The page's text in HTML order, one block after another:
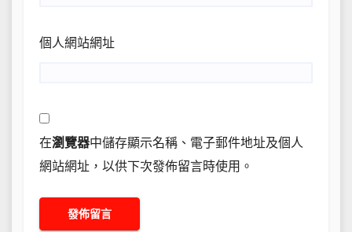
個人網站網址
在瀏覽器中儲存顯示名稱、電子郵件地址及個人
網站網址，以供下次發佈留言時使用。